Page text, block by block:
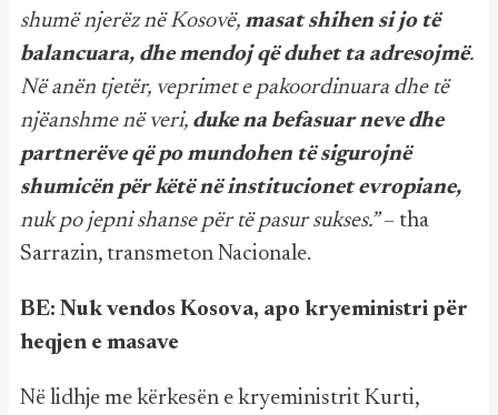
shumë njerëz në Kosovë, masat shihen si jo të
balancuara, dhe mendoj që duhet ta adresojmë.
Në anën tjetër, veprimet e pakoordinuara dhe të
njëanshme në veri, duke na befasuar neve dhe
partnerëve që po mundohen të sigurojnë
shumicën për këtë në institucionet evropiane,
nuk po jepni shanse për të pasur sukses.”– tha
Sarrazin, transmeton Nacionale.
BE: Nuk vendos Kosova, apo kryeministri për
heqjen e masave
Në lidhje me kërkesën e kryeministrit Kurti,